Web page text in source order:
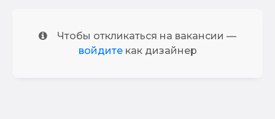
Чтобы откликаться на вакансии —
войдитекак дизайнер